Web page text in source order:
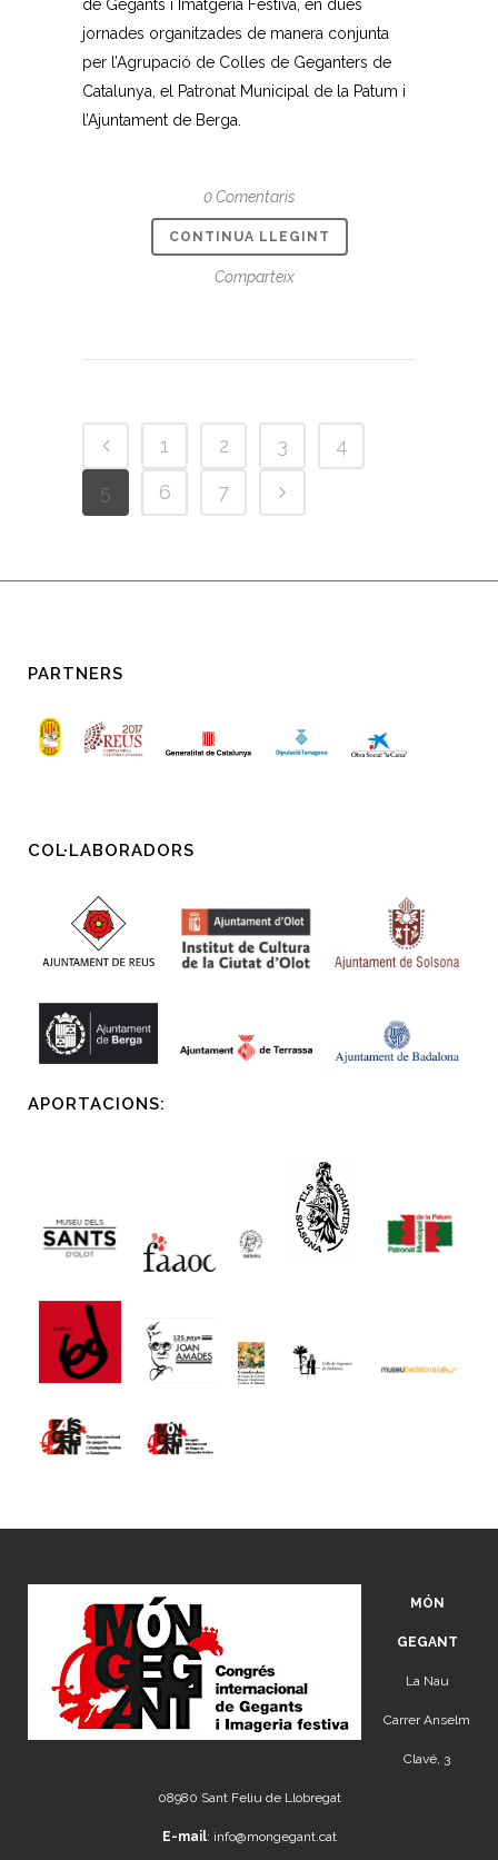
de Gegants i Imatgeria Festiva, en dues
jornades organitzades de manera conjunta
per l’Agrupació de Colles de Geganters de
Catalunya, el Patronat Municipal de la Patum i
l’Ajuntament de Berga.
0 Comentaris
CONTINUA LLEGINT
Comparteix
1 2 3
4
5
6 7
PARTNERS
COL·LABORADORS
APORTACIONS:
MÓN
GEGANT
La Nau
Carrer Anselm
Clavé, 3
08980 Sant Feliu de Llobregat
E-mail: info@mongegant.cat